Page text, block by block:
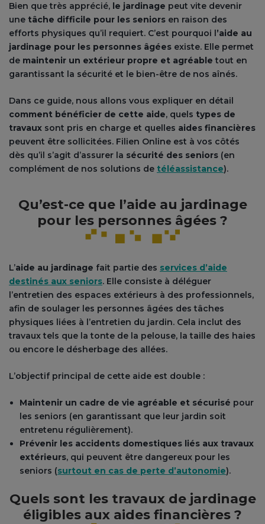
Bien que très apprécié, le jardinage peut vite devenir
une tâche difficile pour les seniors en raison des
efforts physiques qu’il requiert. C’est pourquoi l ’aide au
jardinage pour les personnes âgées existe. Elle permet
de maintenir un extérieur propre et agréable tout en
garantissant la sécurité et le bien-être de nos aînés.
Dans ce guide, nous allons vous expliquer en détail
comment bénéficier de cette aide, quels types de
travaux sont pris en charge et quelles aides financières
peuvent être sollicitées. Filien Online est à vos côtés
dès qu’il s’agit d’assurer la sécurité des seniors (en
complément de nos solutions de téléassistance).
Qu’est-ce que l’aide au jardinage
pour les personnes âgées ?
L’aide au jardinage fait partie des services d’aide
destinés aux seniors. Elle consiste à déléguer
l’entretien des espaces extérieurs à des professionnels,
afin de soulager les personnes âgées des tâches
physiques liées à l’entretien du jardin. Cela inclut des
travaux tels que la tonte de la pelouse, la taille des haies
ou encore le désherbage des allées.
L’objectif principal de cette aide est double :
Maintenir un cadre de vie agréable et sécurisé pour
les seniors (en garantissant que leur jardin soit
entretenu régulièrement).
Prévenir les accidents domestiques liés aux travaux
extérieurs, qui peuvent être dangereux pour les
seniors (surtout en cas de perte d’autonomie).
Quels sont les travaux de jardinage
éligibles aux aides financières ?